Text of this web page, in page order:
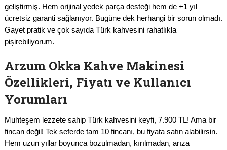
geliştirmiş. Hem orijinal yedek parça desteği hem de +1 yıl
ücretsiz garanti sağlanıyor. Bugüne dek herhangi bir sorun olmadı.
Gayet pratik ve çok sayıda Türk kahvesini rahatlıkla
pişirebiliyorum.
Arzum Okka Kahve Makinesi
Özellikleri, Fiyatı ve Kullanıcı
Yorumları
Muhteşem lezzete sahip Türk kahvesini keyfi, 7.900 TL! Ama bir
fincan değil! Tek seferde tam 10 fincanı, bu fiyata satın alabilirsin.
Hem uzun yıllar boyunca bozulmadan, kırılmadan, arıza